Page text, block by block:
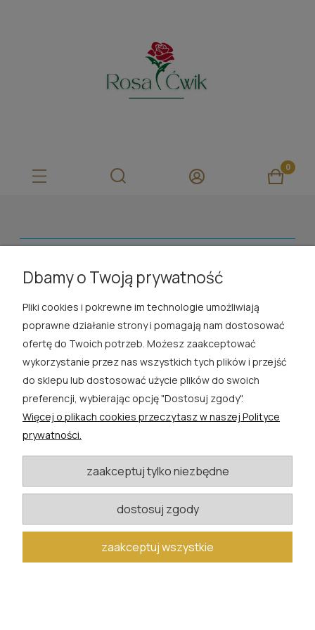
ROSA ĆWIK
SKLEP
EXTRA
PORADY
W razie pytań i wątpliwości prosimy o kontakt
Dbamy o Twoją prywatność
Pliki cookies i pokrewne im technologie umożliwiają
poprawne działanie strony i pomagają nam dostosować
ofertę do Twoich potrzeb. Możesz zaakceptować
wykorzystanie przez nas wszystkich tych plików i przejść
do sklepu lub dostosować użycie plików do swoich
preferencji, wybierając opcję "Dostosuj zgody".
Więcej o plikach cookies przeczytasz w naszej Polityce
prywatności.
zaakceptuj tylko niezbędne
dostosuj zgody
zaakceptuj wszystkie